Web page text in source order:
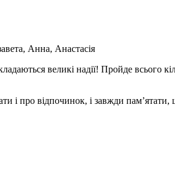
Анна, Анастасія
великі надії! Пройде всього
і про відпочинок, і завжди